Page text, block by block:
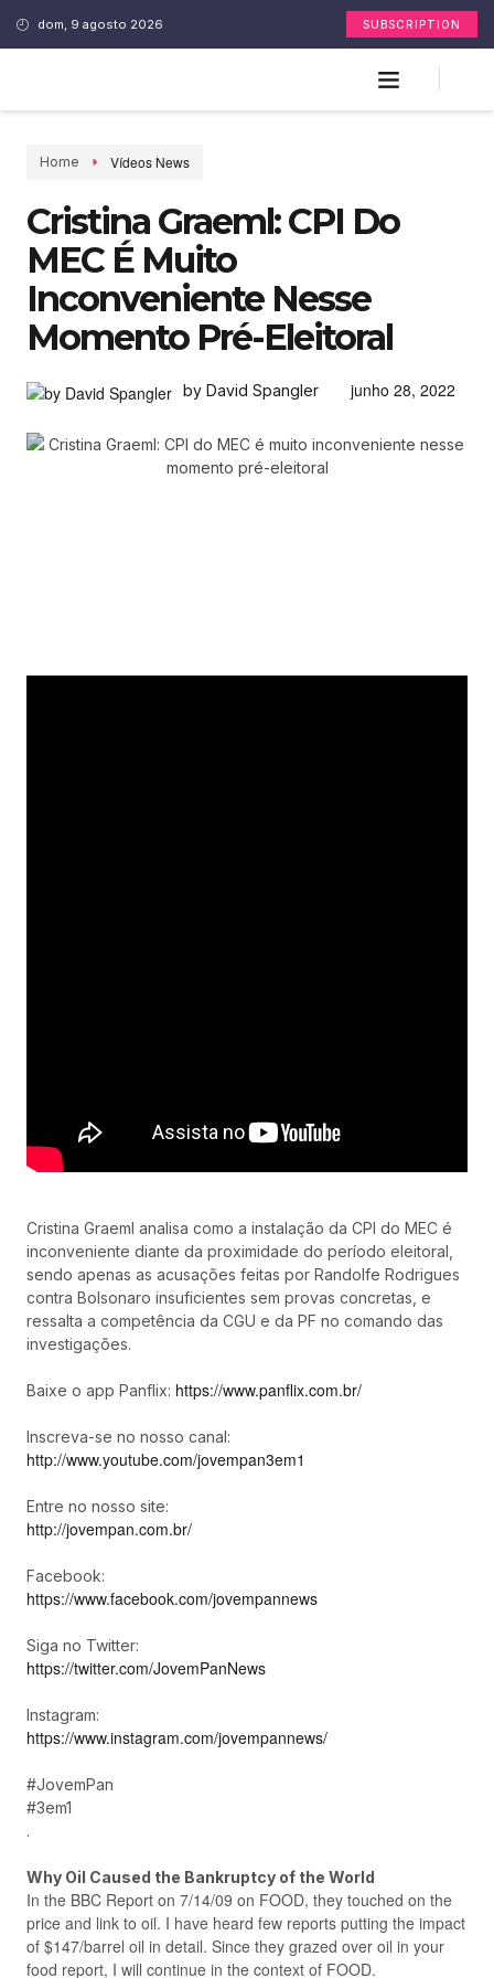
dom, 9 agosto 2026 SUBSCRIPTION
Home Vídeos News
Cristina Graeml: CPI Do
MEC É Muito
Inconveniente Nesse
Momento Pré-Eleitoral
by David Spangler junho 28, 2022
Cristina Graeml analisa como a instalação da CPI do MEC é
inconveniente diante da proximidade do período eleitoral,
sendo apenas as acusações feitas por Randolfe Rodrigues
contra Bolsonaro insuficientes sem provas concretas, e
ressalta a competência da CGU e da PF no comando das
investigações.
Baixe o app Panflix: https://www.panflix.com.br/
Inscreva-se no nosso canal:
http://www.youtube.com/jovempan3em1
Entre no nosso site:
http://jovempan.com.br/
Facebook:
https://www.facebook.com/jovempannews
Siga no Twitter:
https://twitter.com/JovemPanNews
Instagram:
https://www.instagram.com/jovempannews/
#JovemPan
#3em1
.
Why Oil Caused the Bankruptcy of the World
In the BBC Report on 7/14/09 on FOOD, they touched on the
price and link to oil. I have heard few reports putting the impact
of $147/barrel oil in detail. Since they grazed over oil in your
food report, I will continue in the context of FOOD.